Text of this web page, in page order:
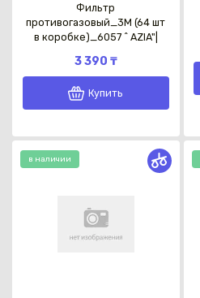
Фильтр
противогазовый_3М (64 шт
в коробке)_6057 ^ AZIA"|
3 390 ₸
Купить
в наличии